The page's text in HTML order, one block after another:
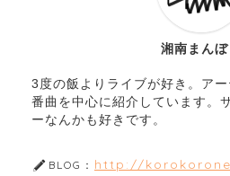
湘南まんぼ
3度の飯よりライブが好き。ア
番曲を中心に紹介しています。
ーなんかも好きです。
BLOG： http://